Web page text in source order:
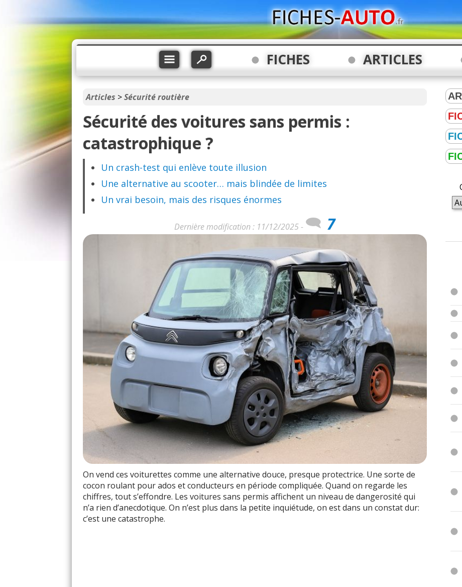
FICHES ARTICLES
Articles >Sécurité routière
Sécurité des voitures sans permis :
catastrophique ?
Un crash-test qui enlève toute illusion
Une alternative au scooter… mais blindée de limites
Un vrai besoin, mais des risques énormes
Dernière modification : 11/12/2025 - 7
On vend ces voiturettes comme une alternative douce, presque protectrice. Une sorte de
cocon roulant pour ados et conducteurs en période compliquée. Quand on regarde les
chiffres, tout s’effondre. Les voitures sans permis affichent un niveau de dangerosité qui
n’a rien d’anecdotique. On n’est plus dans la petite inquiétude, on est dans un constat dur:
c’est une catastrophe.